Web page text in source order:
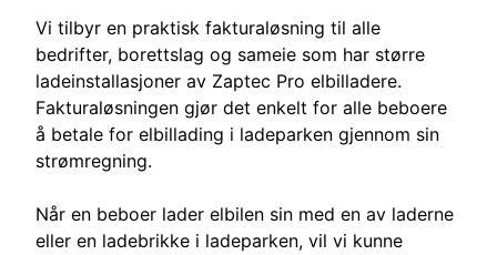
Vi tilbyr en praktisk fakturaløsning til alle
bedrifter, borettslag og sameie som har større
ladeinstallasjoner av Zaptec Pro elbilladere.
Fakturaløsningen gjør det enkelt for alle beboere
å betale for elbillading i ladeparken gjennom sin
strømregning.
Når en beboer lader elbilen sin med en av laderne
eller en ladebrikke i ladeparken, vil vi kunne